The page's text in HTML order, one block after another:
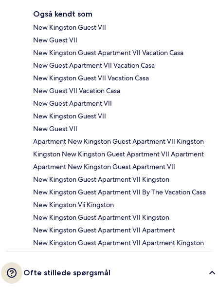
Også kendt som
New Kingston Guest VII
New Guest VII
New Kingston Guest Apartment VII Vacation Casa
New Guest Apartment VII Vacation Casa
New Kingston Guest VII Vacation Casa
New Guest VII Vacation Casa
New Guest Apartment VII
New Kingston Guest VII
New Guest VII
Apartment New Kingston Guest Apartment VII Kingston
Kingston New Kingston Guest Apartment VII Apartment
Apartment New Kingston Guest Apartment VII
New Kingston Guest Apartment VII Kingston
New Kingston Guest Apartment VII By The Vacation Casa
New Kingston Vii Kingston
New Kingston Guest Apartment VII Kingston
New Kingston Guest Apartment VII Apartment
New Kingston Guest Apartment VII Apartment Kingston
Ofte stillede spørgsmål